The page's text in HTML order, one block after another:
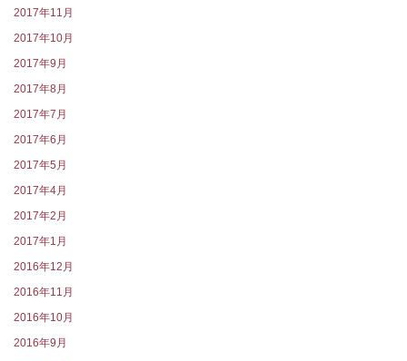
2017年11月
2017年10月
2017年9月
2017年8月
2017年7月
2017年6月
2017年5月
2017年4月
2017年2月
2017年1月
2016年12月
2016年11月
2016年10月
2016年9月